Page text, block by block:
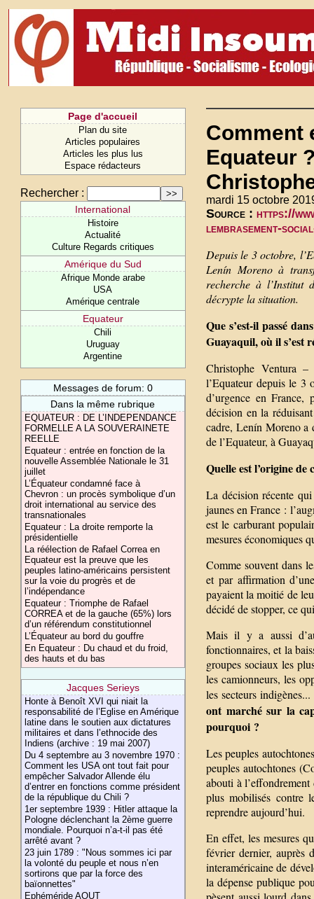
Page d'accueil
Plan du site
Articles populaires
Articles les plus lus
Espace rédacteurs
Rechercher :
International
Histoire
Actualité
Culture Regards critiques
Amérique du Sud
Afrique Monde arabe
USA
Amérique centrale
Equateur
Chili
Uruguay
Argentine
Messages de forum: 0
Dans la même rubrique
EQUATEUR : DE L’INDEPENDANCE
FORMELLE A LA SOUVERAINETE
REELLE
Equateur : entrée en fonction de la
nouvelle Assemblée Nationale le 31
juillet
L’Équateur condamné face à
Chevron : un procès symbolique d’un
droit international au service des
transnationales
Equateur : La droite remporte la
présidentielle
La réélection de Rafael Correa en
Equateur est la preuve que les
peuples latino-américains persistent
sur la voie du progrès et de
l’indépendance
Equateur : Triomphe de Rafael
CORREA et de la gauche (65%) lors
d’un référendum constitutionnel
L’Équateur au bord du gouffre
En Equateur : Du chaud et du froid,
des hauts et du bas
Jacques Serieys
Honte à Benoît XVI qui niait la
responsabilité de l’Eglise en Amérique
latine dans le soutien aux dictatures
militaires et dans l’ethnocide des
Indiens (archive : 19 mai 2007)
Du 4 septembre au 3 novembre 1970 :
Comment les USA ont tout fait pour
empêcher Salvador Allende élu
d’entrer en fonctions comme président
de la république du Chili ?
1er septembre 1939 : Hitler attaque la
Pologne déclenchant la 2ème guerre
mondiale. Pourquoi n’a-t-il pas été
arrêté avant ?
23 juin 1789 : "Nous sommes ici par
la volonté du peuple et nous n’en
sortirons que par la force des
baïonnettes"
Ephéméride AOUT
Comment
Equateur
mardi 15 octobre
Source : https://
lembrasement-
Depuis le 3 octobre,
Lenín Moreno à
recherche à l’Institut
décrypte la situation.
Que s’est-il passé
Guayaquil, où il s’est
Christophe Ventura –
l’Equateur depuis le 3
d’urgence en France,
décision en la
cadre, Lenín Moreno a
de l’Equateur, à
Quelle est l’origine de
La décision récente
jaunes en France :
est le carburant
mesures économiques
Comme souvent dans
et par affirmation
payaient la moitié de
décidé de stopper, ce
Mais il y a aussi
fonctionnaires, et la
groupes sociaux les
les camionneurs, les
les secteurs
ont marché sur la
pourquoi ?
Les peuples
peuples autochtones
abouti à
plus mobilisés contre
reprendre aujourd’hui.
En effet, les mesures
février dernier, auprès
interaméricaine de
la dépense publique